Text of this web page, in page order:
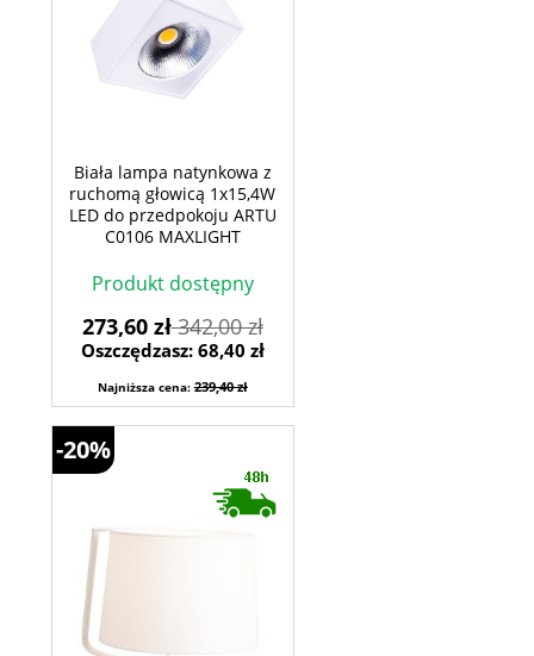
Biała lampa natynkowa z
ruchomą głowicą 1x15,4W
LED do przedpokoju ARTU
C0106 MAXLIGHT
Produkt dostępny
273,60 zł342,00 zł
Oszczędzasz: 68,40 zł
Najniższa cena:239,40 zł
-20%